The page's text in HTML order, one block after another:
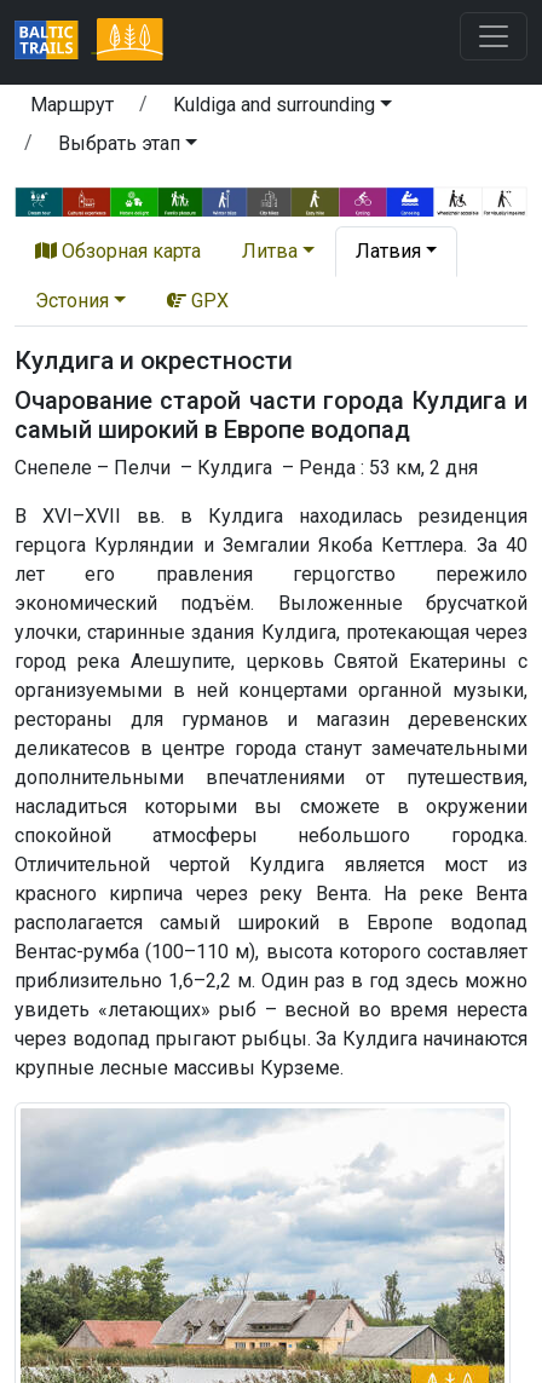
Маршрут
Kuldiga and surrounding
Выбрать этап
Обзорная карта Литва Латвия
Эстония GPX
Кулдига и окрестности
Очарование старой части города Кулдига и
самый широкий в Европе водопад
Снепеле – Пелчи – Кулдига – Ренда : 53 км, 2 дня
В XVI–XVII вв. в Кулдига находилась резиденция
герцога Курляндии и Земгалии Якоба Кеттлера. За 40
лет его правления герцогство пережило
экономический подъём. Выложенные брусчаткой
улочки, старинные здания Кулдига, протекающая через
город река Алешупите, церковь Святой Екатерины с
организуемыми в ней концертами органной музыки,
рестораны для гурманов и магазин деревенских
деликатесов в центре города станут замечательными
дополнительными впечатлениями от путешествия,
насладиться которыми вы сможете в окружении
спокойной атмосферы небольшого городка.
Отличительной чертой Кулдига является мост из
красного кирпича через реку Вента. На реке Вента
располагается самый широкий в Европе водопад
Вентас-румба (100–110 м), высота которого составляет
приблизительно 1,6–2,2 м. Один раз в год здесь можно
увидеть «летающих» рыб – весной во время нереста
через водопад прыгают рыбцы. За Кулдига начинаются
крупные лесные массивы Курземе.